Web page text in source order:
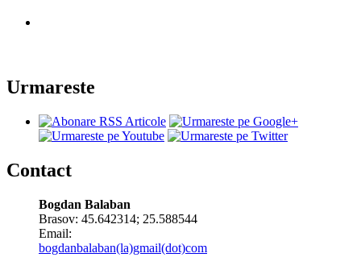
Urmareste
Contact
Bogdan Balaban
Brasov: 45.642314; 25.588544
Email:
bogdanbalaban(la)gmail(dot)com